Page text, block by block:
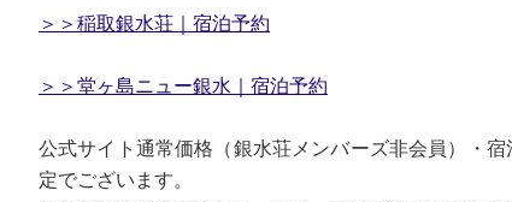
＞＞稲取銀水荘｜宿泊予約
＞＞堂ヶ島ニュー銀水｜宿泊予約
公式サイト通常価格（銀水荘メンバーズ非会員）・
定でございます。